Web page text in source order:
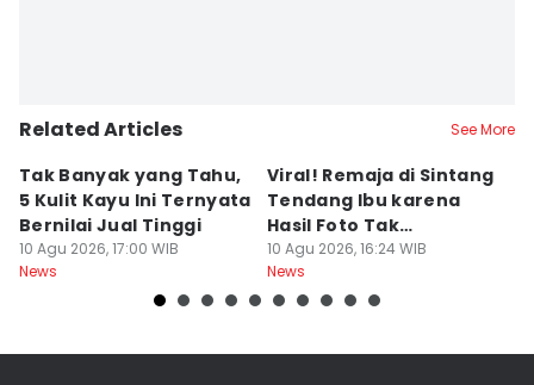
Related Articles See More
Tak Banyak yang Tahu,
5 Kulit Kayu Ini Ternyata
Bernilai Jual Tinggi
10 Agu 2026, 17:00 WIB
News
Viral! Remaja di Sintang
Tendang Ibu karena
Hasil Foto Tak
Memuaskan
10 Agu 2026, 16:24 WIB
News